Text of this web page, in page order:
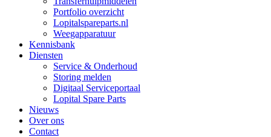
Portfolio overzicht
Lopitalspareparts.nl
Weegapparatuur
Kennisbank
Diensten
Service & Onderhoud
Storing melden
Digitaal Serviceportaal
Lopital Spare Parts
Nieuws
Over ons
Contact